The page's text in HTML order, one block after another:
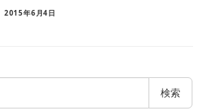
2015年6月4日
検索